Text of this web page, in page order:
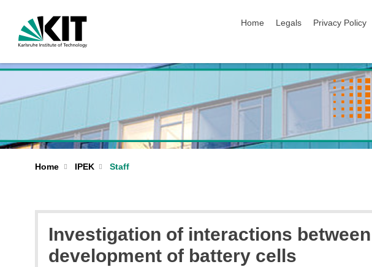
Home
Legals Privacy Policy
Home IPEK Staff
Investigation of interactions
development of battery cells